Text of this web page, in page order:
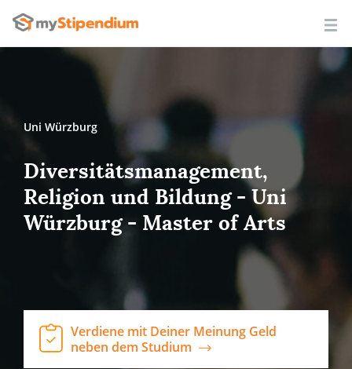
Uni Würzburg
Diversitätsmanagement,
Religion und Bildung - Uni
Würzburg - Master of Arts
Verdiene mit Deiner Meinung Geld
neben dem Studium